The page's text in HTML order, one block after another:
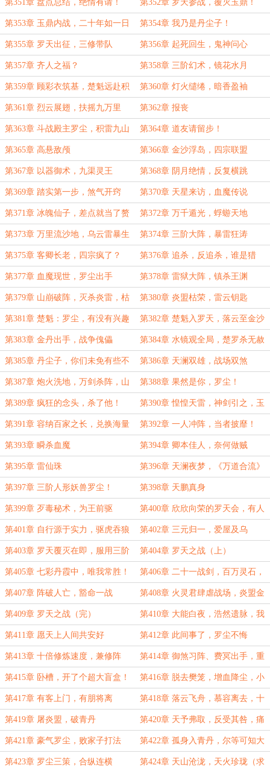
第351章 盘点总结，绝情有请！ 第352章 罗天参战，覆灭玉鼎！
第353章 玉鼎内战，二十年如一日 第354章 我乃是丹尘子！
第355章 罗天出征，三修带队 第356章 起死回生，鬼神问心
第357章 齐人之福？ 第358章 三阶幻术，镜花水月
第359章 顾彩衣筑基，楚魁远赴积
雷山
第360章 灯火缱绻，暗香盈袖
第361章 烈云展翅，扶摇九万里 第362章 报丧
第363章 斗战殿主罗尘，积雷九山
我来了！
第364章 道友请留步！
第365章 高悬敌颅 第366章 金沙浮岛，四宗联盟
第367章 以器御术，九渠灵王 第368章 阴月绝情，反复横跳
第369章 踏实第一步，煞气开窍 第370章 天星来访，血魔传说
第371章 冰魄仙子，差点就当了赘
婿
第372章 万千遁光，蜉蝣天地
第373章 万里流沙地，乌云雷暴生 第374章 三阶大阵，暴雷狂涛
第375章 客卿长老，四宗疯了？ 第376章 追杀，反追杀，谁是猎
物，谁又是猎人！
第377章 血魔现世，罗尘出手 第378章 雷狱大阵，镇杀王渊
第379章 山崩破阵，灭杀炎雷，枯
蟾仇怨，地下大门
第380章 炎盟枯荣，雷云钥匙
第381章 楚魁：罗尘，有没有兴趣
干一票大的！
第382章 楚魁入罗天，落云至金沙
第383章 金丹出手，战争傀儡 第384章 水镜观全局，楚罗杀无赦
第385章 丹尘子，你们未免有些不
厚道了
第386章 天澜双雄，战场双煞
第387章 炮火洗地，万剑杀阵，山
崩再现，峡谷崩塌
第388章 果然是你，罗尘！
第389章 疯狂的念头，杀了他！ 第390章 惶惶天雷，神剑引之，玉
宇澄清万里埃！
第391章 容纳百家之长，兑换海量
底蕴，独行一人之道
第392章 一人冲阵，当者披靡！
第393章 瞬杀血魔 第394章 卿本佳人，奈何做贼
第395章 雷仙珠 第396章 天澜夜梦，《万道合流》
第397章 三阶人形妖兽罗尘！ 第398章 天鹏真身
第399章 歹毒秘术，为王前驱 第400章 欣欣向荣的罗天会，有人
祸水东引
第401章 自行源于实力，驱虎吞狼 第402章 三元归一，爱屋及乌
第403章 罗天覆灭在即，服用三阶
化龙丹
第404章 罗天之战（上）
第405章 七彩丹霞中，唯我常胜！ 第406章 二十一战剑，百万灵石，
穷尽罗天之力
第407章 阵破人亡，豁命一战 第408章 火灵君肆虐战场，炎盟金
丹悍然出手
第409章 罗天之战（完） 第410章 大能白夜，浩然遗脉，我
们才是胜利者！
第411章 愿天上人间共安好 第412章 此间事了，罗尘不悔
第413章 十倍修炼速度，兼修阵
道，大开盲盒
第414章 御煞习阵、费冥出手，重
建丹霞、郑显玄玉遗产
第415章 卧槽，开了个超大盲盒！
（感谢猫腻的夜晚盟主打赏！）
第416章 脱去樊笼，增血降尘，小
虎还乡，韩峥拜山
第417章 有客上门，有朋将离 第418章 落云飞舟，慕容离去，十
大金丹，横扫罗尘
第419章 屠炎盟，破青丹 第420章 天予弗取，反受其咎，痛
打落水狗
第421章 豪气罗尘，败家子打法 第422章 孤身入青丹，尔等可知大
难临头乎？
第423章 罗尘三策，合纵连横 第424章 天山沧泷，天火珍珑（求